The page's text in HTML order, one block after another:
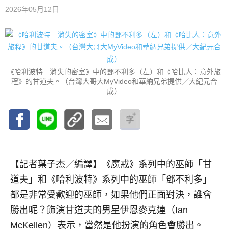
2026年05月12日
《哈利波特－消失的密室》中的鄧不利多（左）和《哈比人：意外旅
程》的甘道夫。（台灣大哥大MyVideo和華納兄弟提供／大紀元合
成）
【記者葉子杰／編譯】
《魔戒》系列中的巫師「甘
道夫」和《哈利波特》系列中的巫師「鄧不利多」
都是非常受歡迎的巫師，如果他們正面對決，誰會
勝出呢？飾演甘道夫的男星伊恩麥克連（Ian
McKellen）表示，當然是他扮演的角色會勝出。